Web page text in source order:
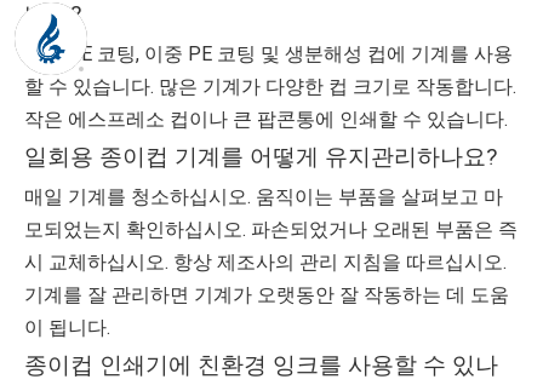
나요?
단일 PE 코팅, 이중 PE 코팅 및 생분해성 컵에 기계를 사용
할 수 있습니다. 많은 기계가 다양한 컵 크기로 작동합니다.
작은 에스프레소 컵이나 큰 팝콘통에 인쇄할 수 있습니다.
일회용 종이컵 기계를 어떻게 유지관리하나요?
매일 기계를 청소하십시오. 움직이는 부품을 살펴보고 마
모되었는지 확인하십시오. 파손되었거나 오래된 부품은 즉
시 교체하십시오. 항상 제조사의 관리 지침을 따르십시오.
기계를 잘 관리하면 기계가 오랫동안 잘 작동하는 데 도움
이 됩니다.
종이컵 인쇄기에 친환경 잉크를 사용할 수 있나